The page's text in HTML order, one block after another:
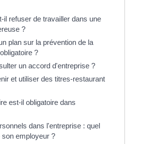
il refuser de travailler dans une
?
plan sur la prévention de la
?
un accord d'entreprise ?
et utiliser des titres-restaurant
est-il obligatoire dans
dans l'entreprise : quel
employeur ?